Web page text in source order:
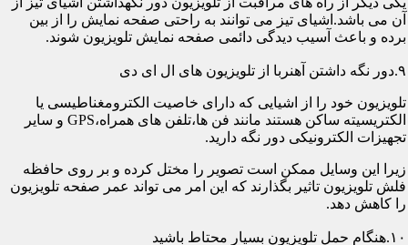
آن می باشد.اشیای تیز می توانند به راحتی صفحه نمایش را از بین
برده و باعث آسیب دیدگی دائمی صفحه نمایش تلویزیون شوند.
۹.دور نگه داشتن آهنربا از تلویزیون های ال ای دی
تلویزیون خود را از اشیایی که دارای خاصیت الکترومغناطیسی یا
الکتریسیته ساکن هستند مانند فن ها،تلفن های همراه،GPS و سایر
تجهیزات الکترونیکی دور نگه دارید.
زیرا این وسایل ممکن است تصویر را مختل کرده و بر روی حافظه
فلش تلویزیون تاثیر بگذارند که این امر می تواند عمر صفحه تلویزیون
را کاهش دهد.
۱۰.هنگام حمل تلویزیون بسیار محتاط باشید